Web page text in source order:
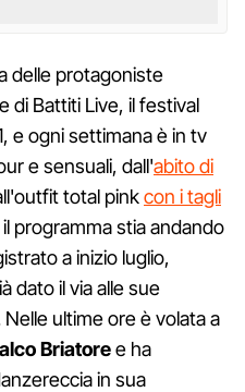
delle protagoniste
di Battiti Live, il festival
e ogni settimana è in tv
e sensuali, dall'abito di
total pinkcon i tagli
programma stia andando
a inizio luglio,
dato il via alle sue
ultime ore è volata a
Briatoree ha
in sua